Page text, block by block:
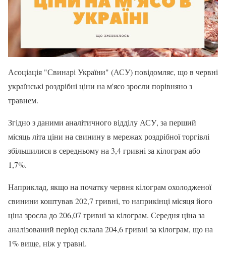
Асоціація "Свинарі України" (АСУ) повідомляє, що в червні
українські роздрібні ціни на м'ясо зросли порівняно з
травнем.
Згідно з даними аналітичного відділу АСУ, за перший
місяць літа ціни на свинину в мережах роздрібної торгівлі
збільшилися в середньому на 3,4 гривні за кілограм або
1,7%.
Наприклад, якщо на початку червня кілограм охолодженої
свинини коштував 202,7 гривні, то наприкінці місяця його
ціна зросла до 206,07 гривні за кілограм. Середня ціна за
аналізований період склала 204,6 гривні за кілограм, що на
1% вище, ніж у травні.